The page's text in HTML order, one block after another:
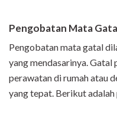
Pengobatan Mata
Pengobatan mata gatal
yang mendasarinya. Gatal
perawatan di rumah atau
yang tepat. Berikut adalah